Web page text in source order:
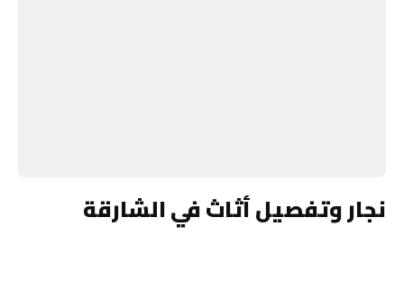
نجار وتفصيل أثاث في الشارقة